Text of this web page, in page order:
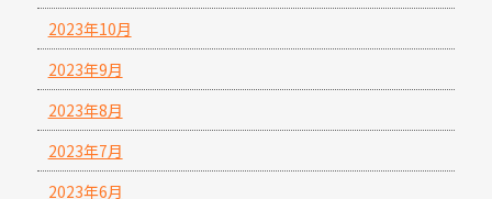
2023年10月
2023年9月
2023年8月
2023年7月
2023年6月